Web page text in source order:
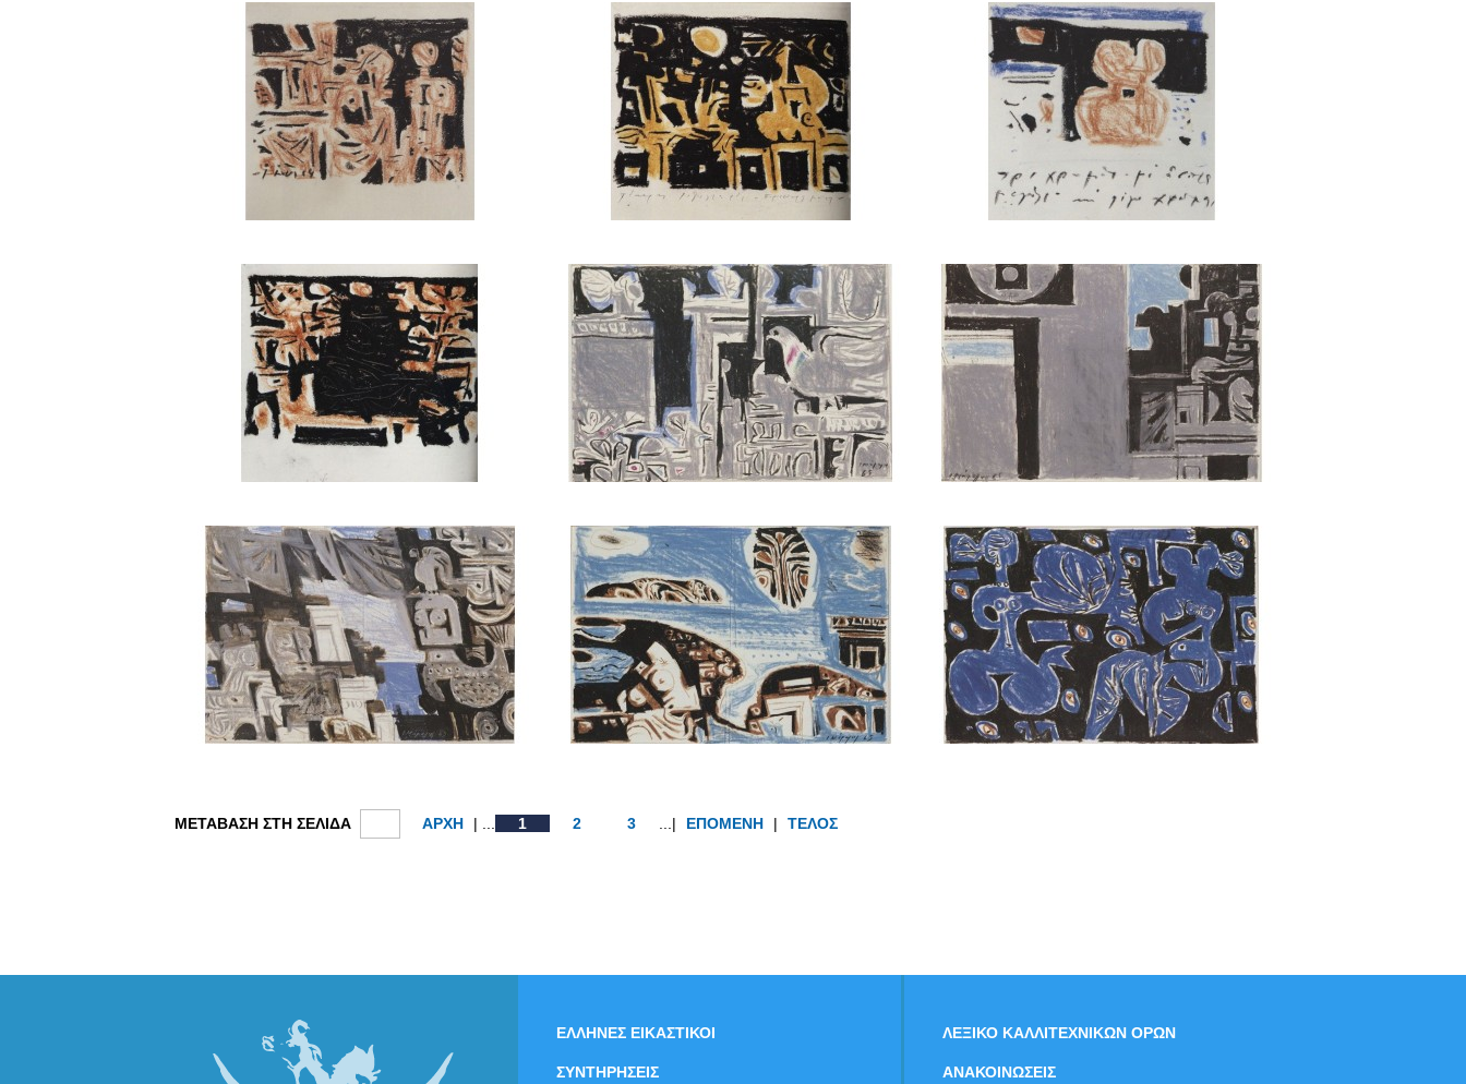
ΜΕΤΑΒΑΣΗ ΣΤΗ ΣΕΛΙΔΑ ΑΡΧΗ | ... 1 2 3 ...| ΕΠΟΜΕΝΗ | ΤΕΛΟΣ
ΕΛΛΗΝΕΣ ΕΙΚΑΣΤΙΚΟΙ
ΣΥΝΤΗΡΗΣΕΙΣ
ΛΕΞΙΚΟ ΚΑΛΛΙΤΕΧΝΙΚΩΝ ΟΡΩΝ
ΑΝΑΚΟΙΝΩΣΕΙΣ